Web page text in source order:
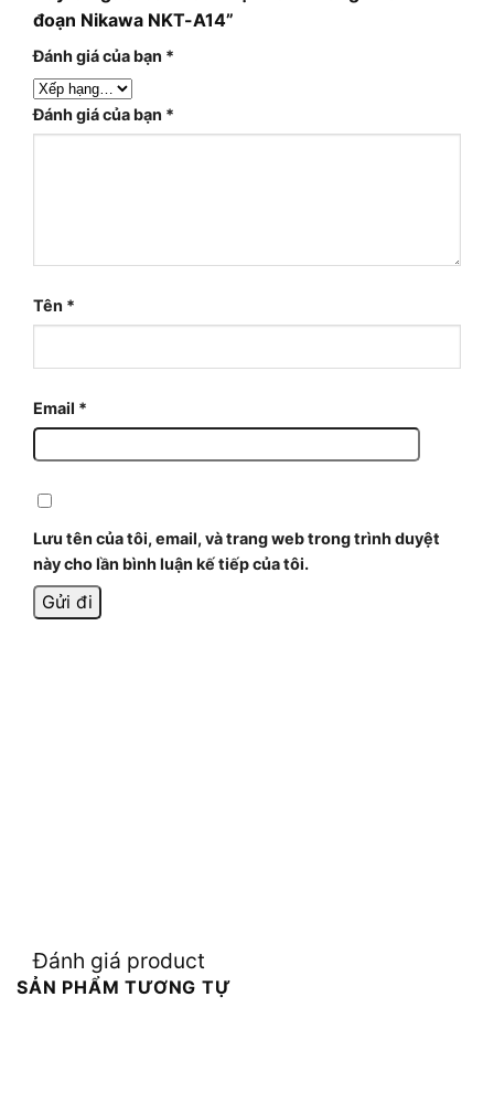
đoạn Nikawa NKT-A14”
Đánh giá của bạn *
Đánh giá của bạn *
Tên *
Email *
Lưu tên của tôi, email, và trang web trong trình duyệt
này cho lần bình luận kế tiếp của tôi.
Đánh giá product
SẢN PHẨM TƯƠNG TỰ